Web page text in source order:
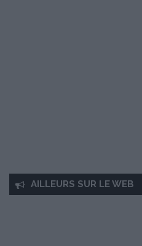
AILLEURS SUR LE WEB